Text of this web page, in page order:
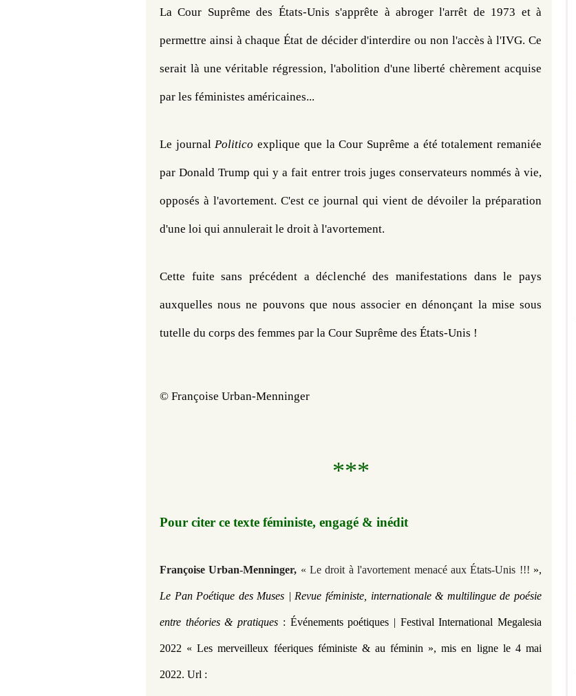
La Cour Suprême des États-Unis s'apprête à abroger l'arrêt de 1973 et à
permettre ainsi à chaque État de décider d'interdire ou non l'accès à l'IVG. Ce
serait là une véritable régression, l'abolition d'une liberté chèrement acquise
par les féministes américaines...
Le journal Politico explique que la Cour Suprême a été totalement remaniée
par Donald Trump qui y a fait entrer trois juges conservateurs nommés à vie,
opposés à l'avortement. C'est ce journal qui vient de dévoiler la préparation
d'une loi qui annulerait le droit à l'avortement.
Cette fuite sans précédent a déclenché des manifestations dans le pays
auxquelles nous ne pouvons que nous associer en dénonçant la mise sous
tutelle du corps des femmes par la Cour Suprême des États-Unis !
© Françoise Urban-Menninger
***
Pour citer ce texte féministe, engagé & inédit
​Françoise Urban-Menninger, « Le droit à l'avortement menacé aux États-Unis !!! »,
Le Pan Poétique des Muses | Revue féministe, internationale & multilingue de poésie
entre théories & pratiques : Événements poétiques | Festival International Megalesia
2022 « Les merveilleux féeriques féministe & au féminin »,mis en ligne le 4 mai
2022. Url :